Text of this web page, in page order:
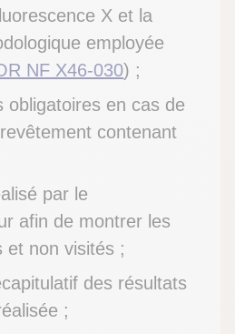
X et la
employée
NF X46-030) ;
obligatoires en cas de
contenant
par le
afin de montrer les
et non visités ;
des résultats
;